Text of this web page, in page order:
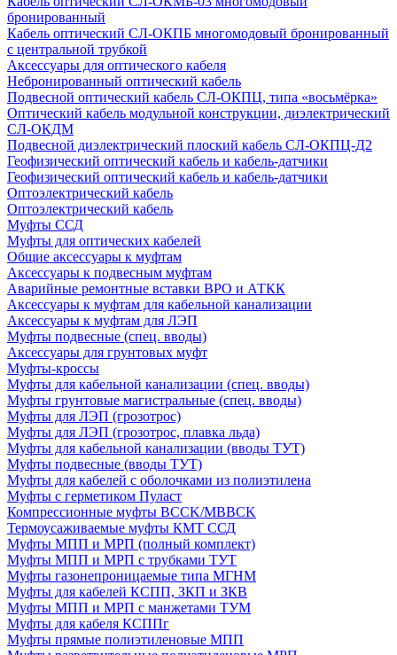
бронированный
Кабель оптический СЛ-ОКПБ многомодовый бронированный
с центральной трубкой
Аксессуары для оптического кабеля
Небронированный оптический кабель
Подвесной оптический кабель СЛ-ОКПЦ, типа «восьмёрка»
Оптический кабель модульной конструкции, диэлектрический
СЛ-ОКДМ
Подвесной диэлектрический плоский кабель СЛ-ОКПЦ-Д2
Геофизический оптический кабель и кабель-датчики
Геофизический оптический кабель и кабель-датчики
Оптоэлектрический кабель
Оптоэлектрический кабель
Муфты ССД
Муфты для оптических кабелей
Общие аксессуары к муфтам
Аксессуары к подвесным муфтам
Аварийные ремонтные вставки ВРО и АТКК
Аксессуары к муфтам для кабельной канализации
Аксессуары к муфтам для ЛЭП
Муфты подвесные (спец. вводы)
Аксессуары для грунтовых муфт
Муфты-кроссы
Муфты для кабельной канализации (спец. вводы)
Муфты грунтовые магистральные (спец. вводы)
Муфты для ЛЭП (грозотрос)
Муфты для ЛЭП (грозотрос, плавка льда)
Муфты для кабельной канализации (вводы ТУТ)
Муфты подвесные (вводы ТУТ)
Муфты для кабелей с оболочками из полиэтилена
Муфты с герметиком Пуласт
Компрессионные муфты BCCK/MBBCK
Термоусаживаемые муфты КМТ ССД
Муфты МПП и МРП (полный комплект)
Муфты МПП и МРП с трубками ТУТ
Муфты газонепроницаемые типа МГНМ
Муфты для кабелей КСПП, ЗКП и ЗКВ
Муфты МПП и МРП с манжетами ТУМ
Муфты для кабеля КСППг
Муфты прямые полиэтиленовые МПП